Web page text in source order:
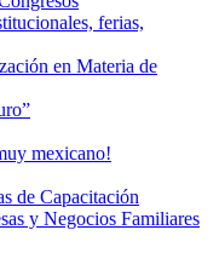
ferias,
en Materia de
mexicano!
de Capacitación
y Negocios Familiares